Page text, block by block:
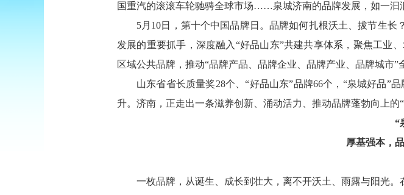
国重汽的滚滚车轮驰骋全球市场……泉城济南的品牌发展，如一汩
5月10日，第十个中国品牌日。品牌如何扎根沃土、拔节生
发展的重要抓手，深度融入“好品山东”共建共享体系，聚焦工业
区域公共品牌，推动“品牌产品、品牌企业、品牌产业、品牌城市”
山东省省长质量奖28个、“好品山东”品牌66个，“泉城好品
升。济南，正走出一条滋养创新、涌动活力、推动品牌蓬勃向上的“
“
厚基强本，
一枚品牌，从诞生、成长到壮大，离不开沃土、雨露与阳光